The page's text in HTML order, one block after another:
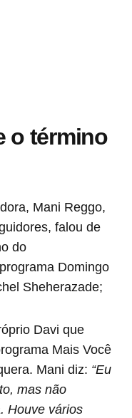
o término
Mani Reggo,
falou de
do
Domingo
Sheherazade;
Davi que
Mais Você
Mani diz: “Eu
mas não
Houve vários